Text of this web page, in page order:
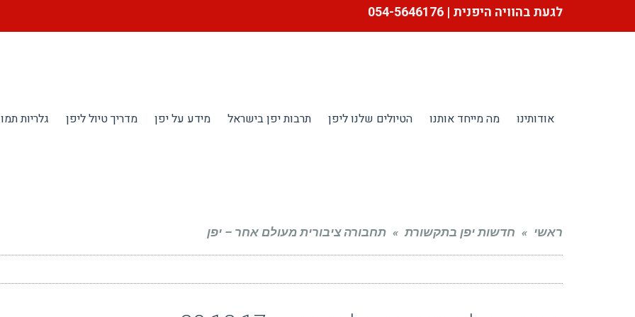
לגעת בהוויה היפנית | 054-5646176
אודותינו מה מייחד אותנו הטיולים שלנו ליפן תרבות יפן בישראל מידע על יפן מדריך טיול ליפן גלריות
ראשי » חדשות יפן בתקשורת » תחבורה ציבורית מעולם אחר – יפן